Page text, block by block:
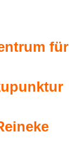
für